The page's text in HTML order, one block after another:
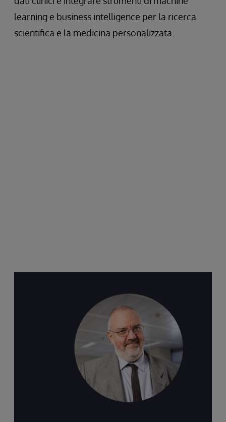
learning e business intelligence per la ricerca
scientifica e la medicina personalizzata.